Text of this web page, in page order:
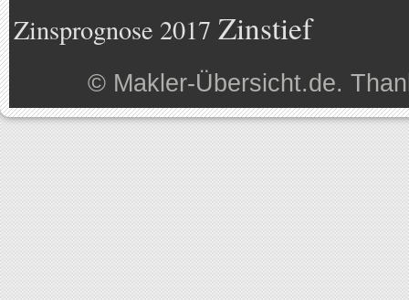
Zinsprognose 2017 Zinstief
© Makler-Übersicht.de.